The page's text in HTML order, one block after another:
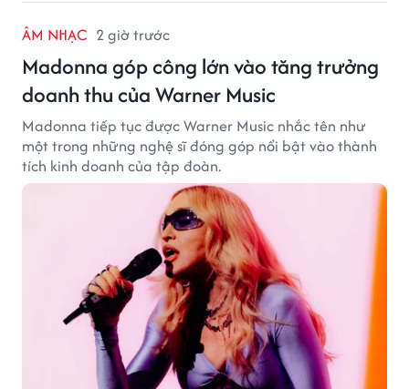
ÂM NHẠC 2 giờ trước
Madonna góp công lớn vào tăng trưởng
doanh thu của Warner Music
Madonna tiếp tục được Warner Music nhắc tên như
một trong những nghệ sĩ đóng góp nổi bật vào thành
tích kinh doanh của tập đoàn.